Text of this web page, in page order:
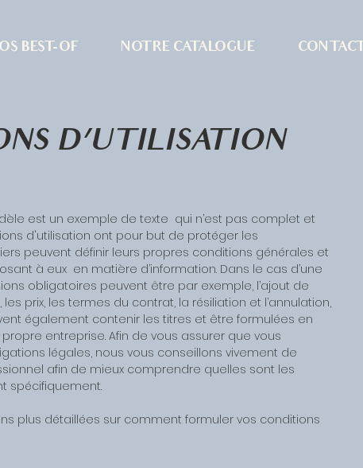
BEST-OF NOTRE CATALOGUE CONTACT
D’UTILISATION
est un exemple de texte qui n’est pas complet et
d'utilisation ont pour but de protéger les
peuvent définir leurs propres conditions générales et
à eux en matière d’information. Dans le cas d’une
obligatoires peuvent être par exemple, l’ajout de
prix, les termes du contrat, la résiliation et l’annulation,
également contenir les titres et être formulées en
entreprise. Afin de vous assurer que vous
légales, nous vous conseillons vivement de
afin de mieux comprendre quelles sont les
spécifiquement.
plus détaillées sur comment formuler vos conditions